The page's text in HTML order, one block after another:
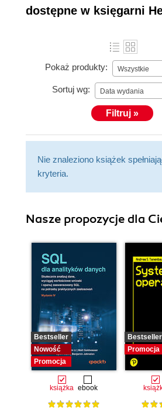
dostępne w księgarni
Pokaż produkty: Wszystkie
Sortuj wg: Data wydania
Filtruj »
Nie znaleziono książek
kryteria.
Nasze propozycje dla
Bestseller
Nowość
Promocja
książka ebook
Bestseller
Promocja